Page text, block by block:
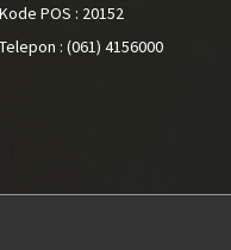
Kode POS : 20152
Telepon : (061) 4156000